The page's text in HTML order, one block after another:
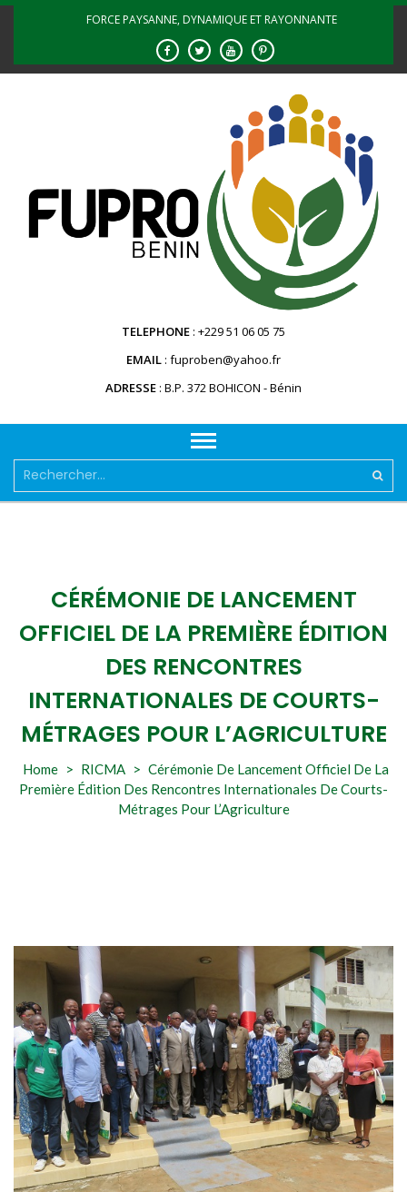
Skip
FORCE PAYSANNE, DYNAMIQUE ET RAYONNANTE
TELEPHONE +229 51 06 05 75
EMAIL fuproben@yahoo.fr
ADRESSE B.P. 372 BOHICON - Bénin
Rechercher :
CÉRÉMONIE DE LANCEMENT
OFFICIEL DE LA PREMIÈRE ÉDITION
DES RENCONTRES
INTERNATIONALES DE COURTS-
MÉTRAGES POUR L’AGRICULTURE
Home > RICMA > Cérémonie De Lancement Officiel De La
Première Édition Des Rencontres Internationales De Courts-
Métrages Pour L’Agriculture